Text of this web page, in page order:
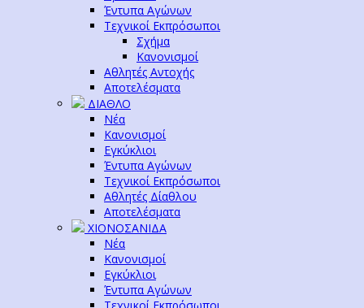
Έντυπα Αγώνων
Τεχνικοί Εκπρόσωποι
Σχήμα
Κανονισμοί
Αθλητές Αντοχής
Αποτελέσματα
ΔΙΑΘΛΟ
Νέα
Κανονισμοί
Εγκύκλιοι
Έντυπα Αγώνων
Τεχνικοί Εκπρόσωποι
Αθλητές Δίαθλου
Αποτελέσματα
ΧΙΟΝΟΣΑΝΙΔΑ
Νέα
Κανονισμοί
Εγκύκλιοι
Έντυπα Αγώνων